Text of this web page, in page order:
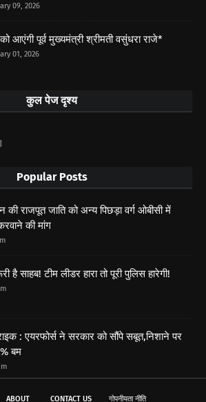
09, 2026
आएंगी पूर्व मुख्यमंत्री श्रीमती वसुंधरा राजे*
01, 2026
कुल पेज दृश्य
Popular Posts
की राजपूत जाति को अन्य पिछड़ा वर्ग ओबीसी में
की मांग
है साहब! टीम लीडर हारा तो पूरी पुलिस हारेगी!
: एयरफोर्स ने सरकार को सौंपे सबूत,निशाने पर
बम
ABOUT CONTACT US गोपनीयता नीति